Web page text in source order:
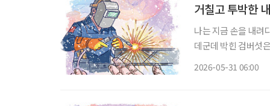
거칠고 투박한
나는 지금 손을 내려
데군데 박힌 검버섯
2026-05-31 06:00